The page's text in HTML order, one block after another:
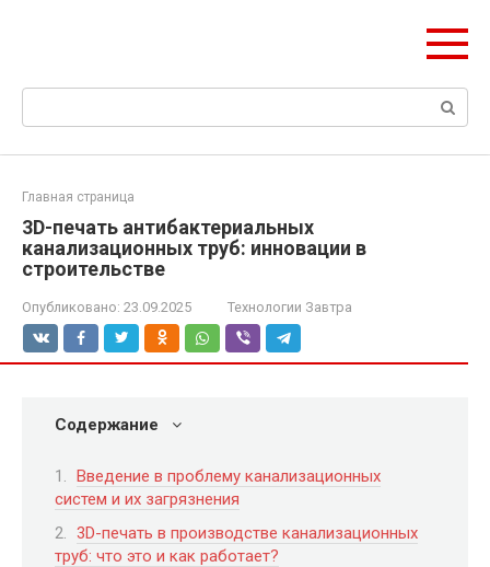
Поиск:
Главная страница
3D-печать антибактериальных
канализационных труб: инновации в
строительстве
Опубликовано: 23.09.2025 Технологии Завтра
Содержание
Введение в проблему канализационных
систем и их загрязнения
3D-печать в производстве канализационных
труб: что это и как работает?